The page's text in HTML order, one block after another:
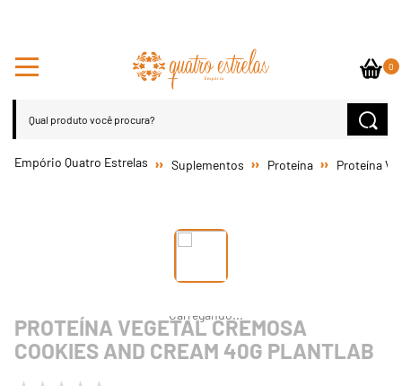
0
Suplementos Proteína Proteína
PROTEÍNA VEGETAL CREMOSA
COOKIES AND CREAM 40G PLANTLAB